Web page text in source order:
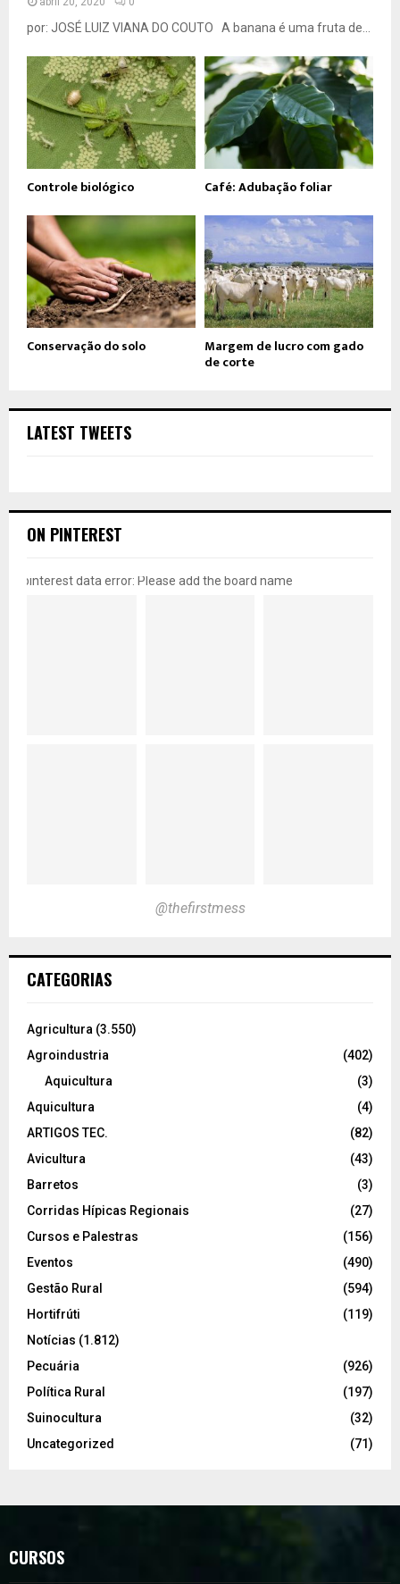
por: JOSÉ LUIZ VIANA DO COUTO A banana é uma fruta de...
Controle biológico Café: Adubação foliar
Conservação do solo Margem de lucro com gado
de corte
LATEST TWEETS
ON PINTEREST
pinterest data error: Please add the board name
@thefirstmess
CATEGORIAS
Agricultura (3.550)
Agroindustria
(402)
Aquicultura
(3)
Aquicultura
(4)
ARTIGOS TEC.
(82)
Avicultura
(43)
Barretos
(3)
Corridas Hípicas Regionais
(27)
Cursos e Palestras
(156)
Eventos
(490)
Gestão Rural
(594)
Hortifrúti
(119)
Notícias (1.812)
Pecuária
(926)
Política Rural
(197)
Suinocultura
(32)
Uncategorized
(71)
CURSOS